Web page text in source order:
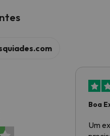
Boa
Um